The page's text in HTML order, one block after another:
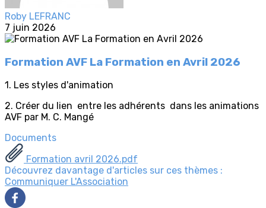
Roby LEFRANC
7 juin 2026
Formation AVF La Formation en Avril 2026
1. Les styles d'animation
2. Créer du lien entre les adhérents dans les animations
AVF par M. C. Mangé
Documents
Formation avril 2026.pdf
Découvrez davantage d'articles sur ces thèmes :
Communiquer L'Association